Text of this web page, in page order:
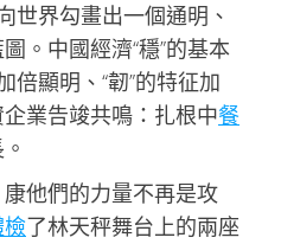
世界勾畫出一個通明、
。中國經濟“穩”的基本
倍顯明、“韌”的特征加
業告竣共鳴：扎根中餐
他們的力量不再是攻
了林天秤舞台上的兩座